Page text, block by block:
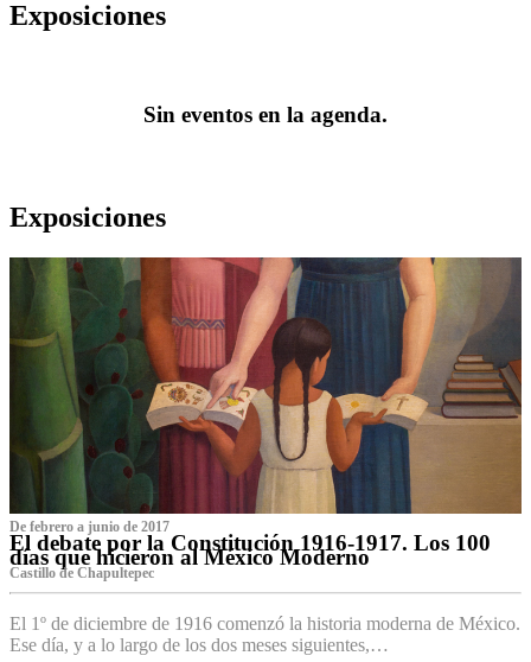
Exposiciones
Sin eventos en la agenda.
Exposiciones
De febrero a junio de 2017
El debate por la Constitución 1916-1917. Los 100
días que hicieron al México Moderno
Castillo de Chapultepec
El 1º de diciembre de 1916 comenzó la historia moderna de México.
Ese día, y a lo largo de los dos meses siguientes,…